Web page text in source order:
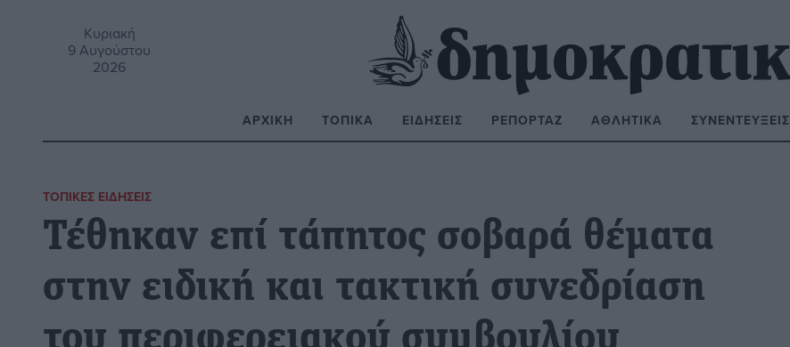
Κυριακή
9 Αυγούστου
2026
ΑΡΧΙΚΉ ΤΟΠΙΚΆ ΕΙΔΉΣΕΙΣ ΡΕΠΟΡΤΆΖ ΑΘΛΗΤΙΚΆ ΣΥΝΕΝΤΕΎΞΕΙΣ
ΤΟΠΙΚΈΣ ΕΙΔΉΣΕΙΣ
Τέθηκαν επί τάπητος σοβαρά θέματα
στην ειδική και τακτική συνεδρίαση